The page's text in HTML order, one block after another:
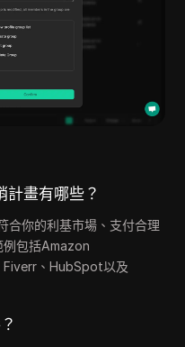
畫有哪些？
合你的利基市場、支付合理
例包括Amazon
、HubSpot以及